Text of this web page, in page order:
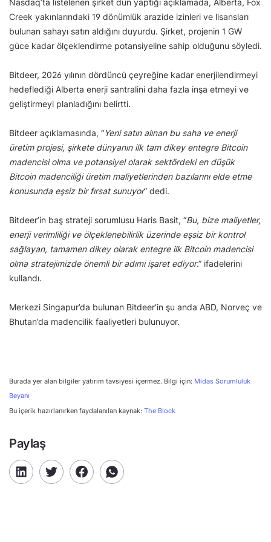
Creek yakınlarındaki 19 dönümlük arazide izinleri ve lisansları
bulunan sahayı satın aldığını duyurdu. Şirket, projenin 1 GW
güce kadar ölçeklendirme potansiyeline sahip olduğunu söyledi.
Bitdeer, 2026 yılının dördüncü çeyreğine kadar enerjilendirmeyi
hedeflediği Alberta enerji santralini daha fazla inşa etmeyi ve
geliştirmeyi planladığını belirtti.
Bitdeer açıklamasında, “Yeni satın alınan bu saha ve enerji
üretim projesi, şirkete dünyanın ilk tam dikey entegre Bitcoin
madencisi olma ve potansiyel olarak sektördeki en düşük
Bitcoin madenciliği üretim maliyetlerinden bazılarını elde etme
konusunda eşsiz bir fırsat sunuyor” dedi.
Bitdeer’in baş strateji sorumlusu Haris Basit, “Bu, bize maliyetler,
enerji verimliliği ve ölçeklenebilirlik üzerinde eşsiz bir kontrol
sağlayan, tamamen dikey olarak entegre ilk Bitcoin madencisi
olma stratejimizde önemli bir adımı işaret ediyor.” ifadelerini
kullandı.
Merkezi Singapur’da bulunan Bitdeer’in şu anda ABD, Norveç ve
Bhutan’da madencilik faaliyetleri bulunuyor.
Burada yer alan bilgiler yatırım tavsiyesi içermez. Bilgi için: Midas Sorumluluk
Beyanı
Bu içerik hazırlanırken faydalanılan kaynak: The Block
Paylaş